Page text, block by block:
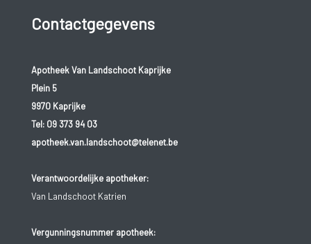
Contactgegevens
Apotheek Van Landschoot Kaprijke
Plein 5
9970 Kaprijke
Tel: 09 373 94 03
apotheek.van.landschoot@telenet.be
Verantwoordelijke apotheker:
Van Landschoot Katrien
Vergunningsnummer apotheek: